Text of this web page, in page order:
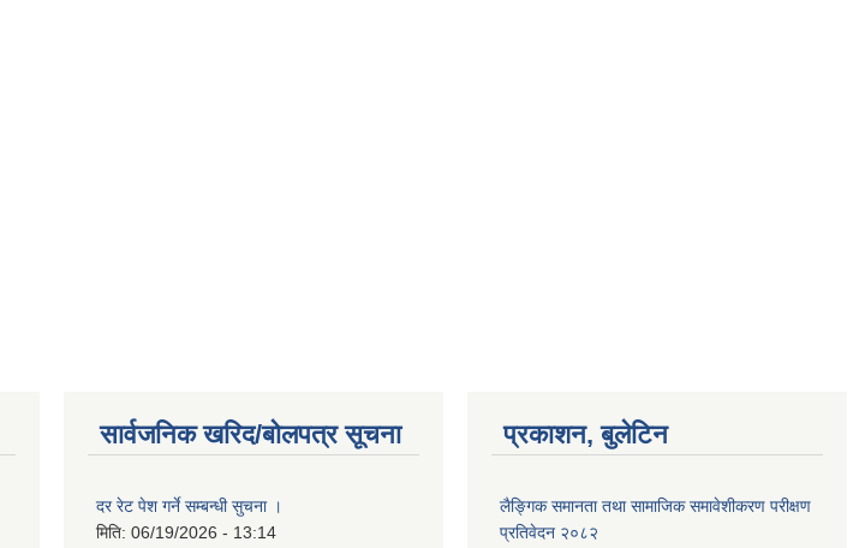
सार्वजनिक खरिद/बोलपत्र सूचना
दर रेट पेश गर्ने सम्बन्धी सुचना ।
मिति: 06/19/2026 - 13:14
प्रकाशन, बुलेटिन
लैङ्गिक समानता तथा सामाजिक समावेशीकरण परीक्षण
प्रतिवेदन २०८२